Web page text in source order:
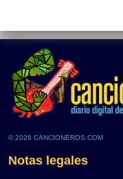
© 2026 CANCIONEROS.COM
Notas legales